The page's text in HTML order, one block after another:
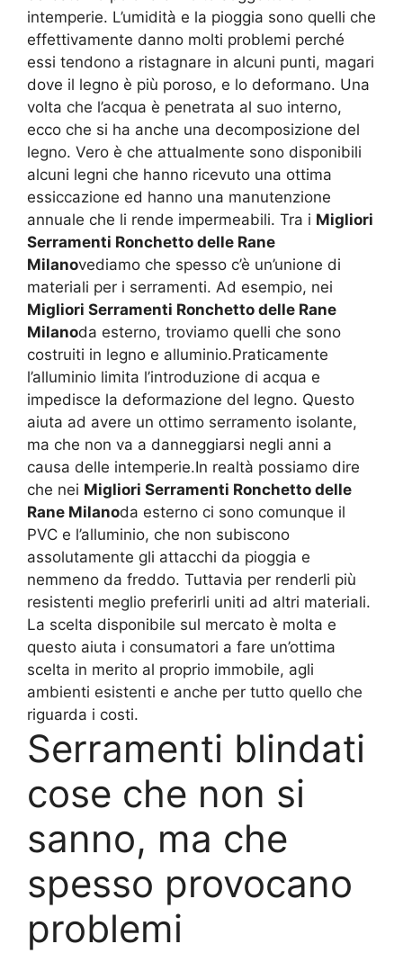
intemperie. L’umidità e la pioggia sono quelli che
effettivamente danno molti problemi perché
essi tendono a ristagnare in alcuni punti, magari
dove il legno è più poroso, e lo deformano. Una
volta che l’acqua è penetrata al suo interno,
ecco che si ha anche una decomposizione del
legno. Vero è che attualmente sono disponibili
alcuni legni che hanno ricevuto una ottima
essiccazione ed hanno una manutenzione
annuale che li rende impermeabili. Tra i Migliori
Serramenti Ronchetto delle Rane
Milanovediamo che spesso c’è un’unione di
materiali per i serramenti. Ad esempio, nei
Migliori Serramenti Ronchetto delle Rane
Milanoda esterno, troviamo quelli che sono
costruiti in legno e alluminio.Praticamente
l’alluminio limita l’introduzione di acqua e
impedisce la deformazione del legno. Questo
aiuta ad avere un ottimo serramento isolante,
ma che non va a danneggiarsi negli anni a
causa delle intemperie.In realtà possiamo dire
che nei Migliori Serramenti Ronchetto delle
Rane Milanoda esterno ci sono comunque il
PVC e l’alluminio, che non subiscono
assolutamente gli attacchi da pioggia e
nemmeno da freddo. Tuttavia per renderli più
resistenti meglio preferirli uniti ad altri materiali.
La scelta disponibile sul mercato è molta e
questo aiuta i consumatori a fare un’ottima
scelta in merito al proprio immobile, agli
ambienti esistenti e anche per tutto quello che
riguarda i costi.
Serramenti blindati
cose che non si
sanno, ma che
spesso provocano
problemi